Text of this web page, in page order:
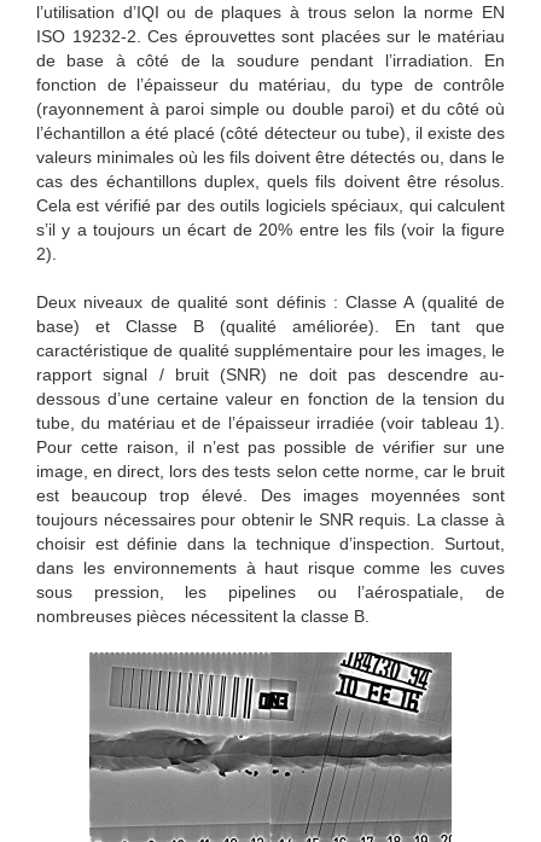
l’utilisation d’IQI ou de plaques à trous selon la norme EN
ISO 19232-2. Ces éprouvettes sont placées sur le matériau
de base à côté de la soudure pendant l’irradiation. En
fonction de l’épaisseur du matériau, du type de contrôle
(rayonnement à paroi simple ou double paroi) et du côté où
l’échantillon a été placé (côté détecteur ou tube), il existe des
valeurs minimales où les fils doivent être détectés ou, dans le
cas des échantillons duplex, quels fils doivent être résolus.
Cela est vérifié par des outils logiciels spéciaux, qui calculent
s’il y a toujours un écart de 20% entre les fils (voir la figure
2).
Deux niveaux de qualité sont définis : Classe A (qualité de
base) et Classe B (qualité améliorée). En tant que
caractéristique de qualité supplémentaire pour les images, le
rapport signal / bruit (SNR) ne doit pas descendre au-
dessous d’une certaine valeur en fonction de la tension du
tube, du matériau et de l’épaisseur irradiée (voir tableau 1).
Pour cette raison, il n’est pas possible de vérifier sur une
image, en direct, lors des tests selon cette norme, car le bruit
est beaucoup trop élevé. Des images moyennées sont
toujours nécessaires pour obtenir le SNR requis. La classe à
choisir est définie dans la technique d’inspection. Surtout,
dans les environnements à haut risque comme les cuves
sous pression, les pipelines ou l’aérospatiale, de
nombreuses pièces nécessitent la classe B.